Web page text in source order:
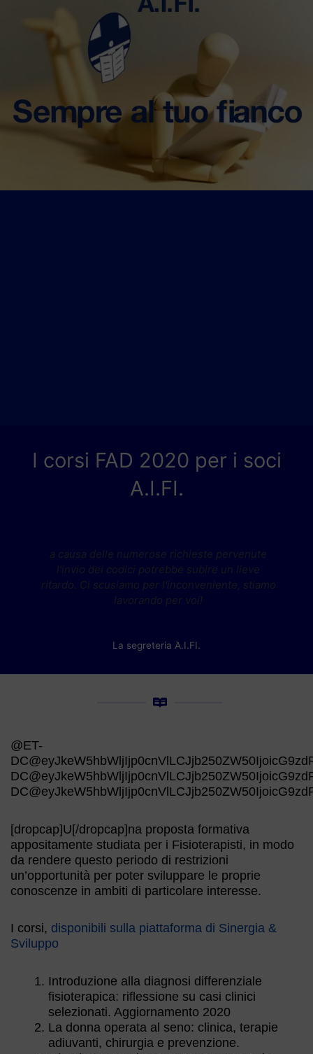
I corsi FAD 2020 per i soci
A.I.FI.
La segreteria A.I.FI.
@ET-
[dropcap]U[/dropcap]na proposta formativa
appositamente studiata per i Fisioterapisti, in modo
da rendere questo periodo di restrizioni
un’opportunità per poter sviluppare le proprie
conoscenze in ambiti di particolare interesse.
I corsi, disponibili sulla piattaforma di Sinergia &
Sviluppo
Introduzione alla diagnosi differenziale
fisioterapica: riflessione su casi clinici
selezionati. Aggiornamento 2020
La donna operata al seno: clinica, terapie
adiuvanti, chirurgia e prevenzione.